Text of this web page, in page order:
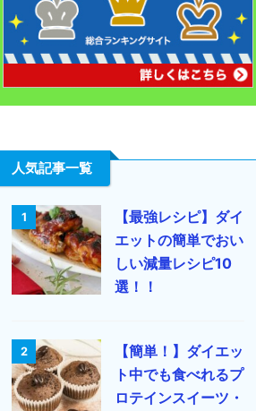
人気記事一覧
1
【最強レシピ】ダイ
エットの簡単でおい
しい減量レシピ10
選！！
2
【簡単！】ダイエッ
ト中でも食べれるプ
ロテインスイーツ・